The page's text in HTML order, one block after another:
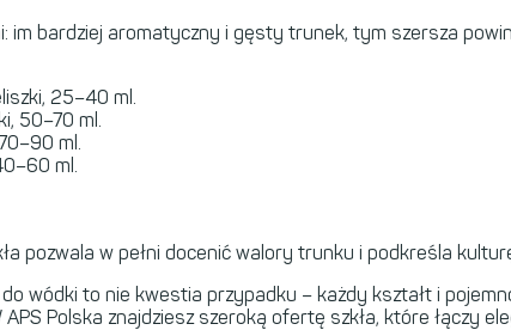
im bardziej aromatyczny i gęsty trunek, tym szersza
25–40 ml.
50–70 ml.
ml.
ml.
pozwala w pełni docenić walory trunku i podkreśla
wódki to nie kwestia przypadku – każdy kształt i
APS Polska znajdziesz szeroką ofertę szkła, które łączy